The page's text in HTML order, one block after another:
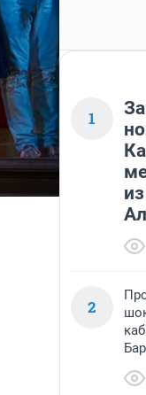
1
2